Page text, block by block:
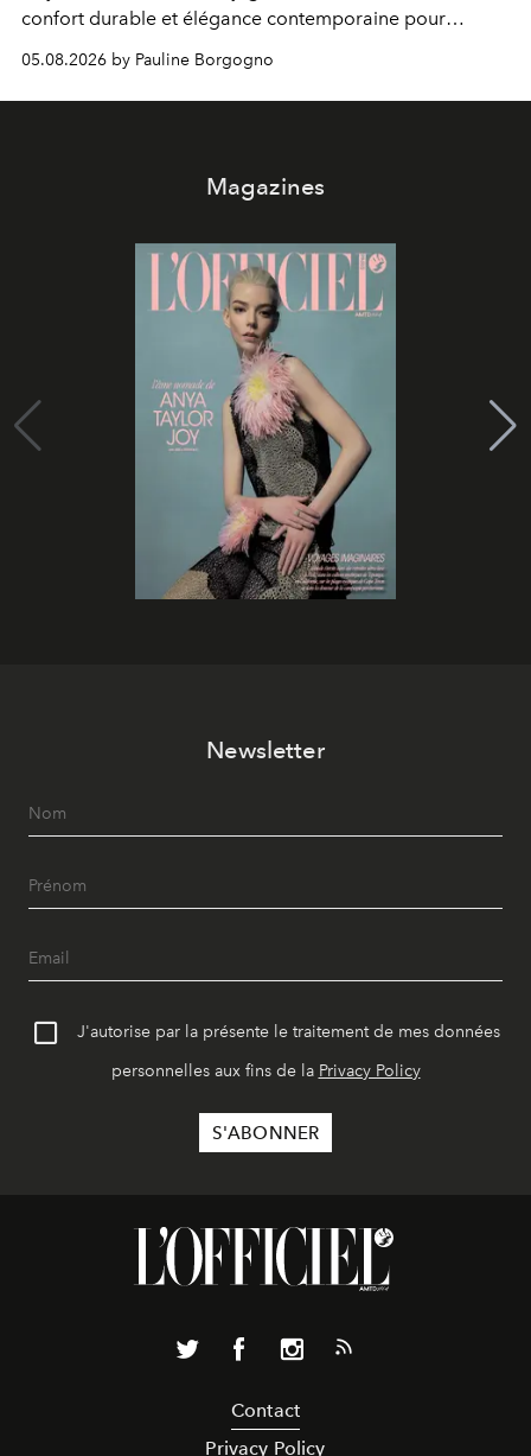
confort durable et élégance contemporaine pour
accompagner les explorations du quotidien.
05.08.2026 by Pauline Borgogno
Magazines
Newsletter
J'autorise par la présente le traitement de mes données
personnelles aux fins de la Privacy Policy
Contact
Privacy Policy